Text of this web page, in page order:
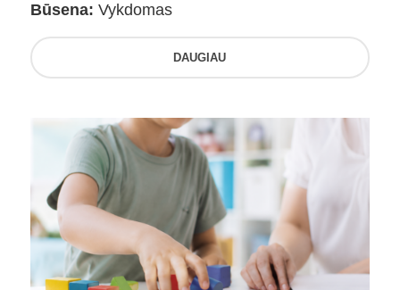
Būsena: Vykdomas
DAUGIAU